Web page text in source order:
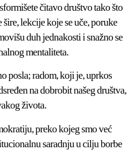
čitavo društvo tako što
lekcije koje se uče, poruke
duh jednakosti i snažno se
mentaliteta.
posla; radom, koji je, uprkos
na dobrobit našeg društva,
života.
preko kojeg smo već
saradnju u cilju borbe